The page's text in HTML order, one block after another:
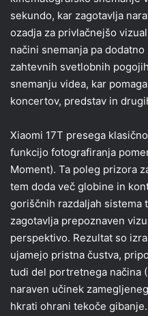
sekundo, kar zagotavlja
ozadja za privlačnejšo
načini snemanja pa
zahtevnih svetlobnih
snemanju videa, kar
koncertov, predstav in
Xiaomi 17T presega
funkcijo fotografiranja
Moment). Ta poleg prizora
tem doda več globine in
goriščnih razdaljah sistema
zagotavlja prepoznaven
perspektivo. Rezultat so
ujamejo pristna čustva,
tudi del portretnega načina
naraven učinek
hkrati ohrani tekoče